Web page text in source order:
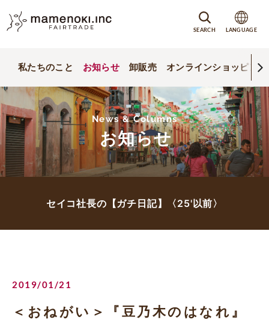
SEARCH LANGUAGE
私たちのこと お知らせ 卸販売 オンラインショッピング
News & Columns
お知らせ
セイコ社長の【ガチ日記】〈25'以前〉
2019/01/21
＜おねがい＞『豆乃木のはなれ』